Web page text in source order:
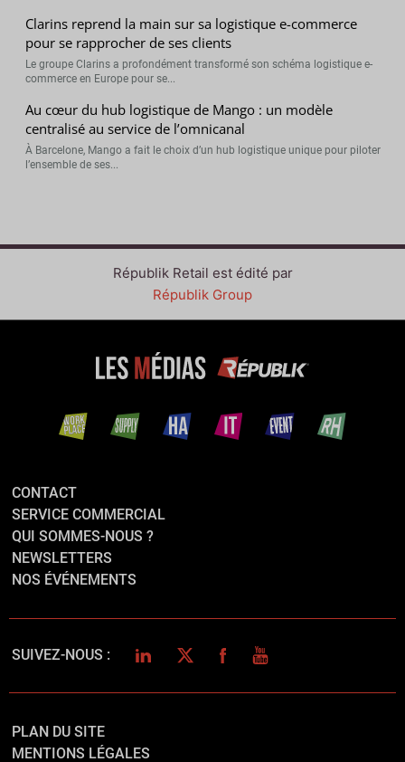
Clarins reprend la main sur sa logistique e-commerce
pour se rapprocher de ses clients
Le groupe Clarins a profondément transformé son schéma logistique e-
commerce en Europe pour se...
Au cœur du hub logistique de Mango : un modèle
centralisé au service de l’omnicanal
À Barcelone, Mango a fait le choix d’un hub logistique unique pour piloter
l’ensemble de ses...
Républik Retail est édité par
Républik Group
CONTACT
SERVICE COMMERCIAL
QUI SOMMES-NOUS ?
NEWSLETTERS
NOS ÉVÉNEMENTS
SUIVEZ-NOUS : LINKEDINTWITTERFACEBOOK
YOUTUBE
PLAN DU SITE
MENTIONS LÉGALES